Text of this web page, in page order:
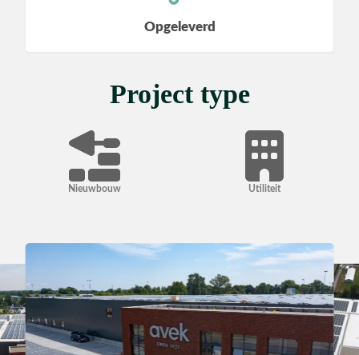
Opgeleverd
Project type
Nieuwbouw Utiliteit